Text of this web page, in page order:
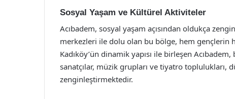
Sosyal Yaşam ve Kültürel Aktiviteler
Acıbadem, sosyal yaşam açısından oldukça
merkezleri ile dolu olan bu bölge, hem gençlerin
Kadıköy’ün dinamik yapısı ile birleşen
sanatçılar, müzik grupları ve tiyatro toplulukları,
zenginleştirmektedir.